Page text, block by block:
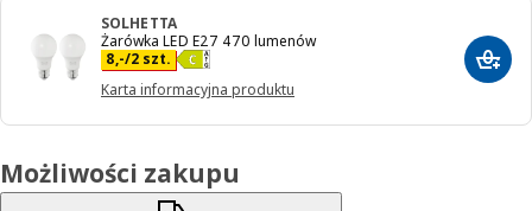
SOLHETTA
Żarówka LED E27 470 lumenów
8,-/2 szt.
Cena 8,-/2 szt.
Karta informacyjna produktu
Możliwości zakupu